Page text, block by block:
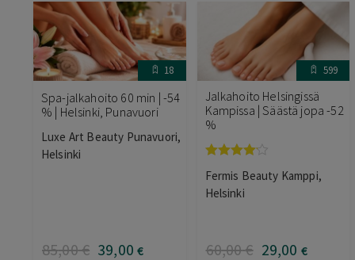
18
Spa-jalkahoito 60 min | -54
% | Helsinki, Punavuori
Luxe Art Beauty Punavuori,
Helsinki
85,00€ 39,00 €
599
Jalkahoito Helsingissä
Kampissa | Säästä jopa -52
%
tuotteesta:
4.00/ 5
Fermis Beauty Kamppi,
Helsinki
60,00€ 29,00 €